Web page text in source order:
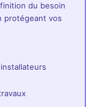
du besoin
protégeant vos